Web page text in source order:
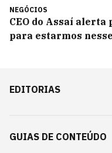
NEGÓCIOS
CEO do Assaí alerta
para estarmos
EDITORIAS
GUIAS DE CONTEÚDO